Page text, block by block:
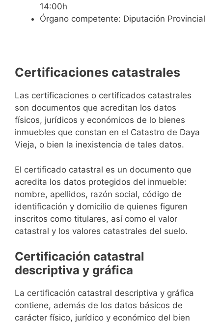
14:00h
Órgano competente: Diputación Provincial
Certificaciones catastrales
Las certificaciones o certificados catastrales
son documentos que acreditan los datos
físicos, jurídicos y económicos de lo bienes
inmuebles que constan en el Catastro de Daya
Vieja, o bien la inexistencia de tales datos.
El certificado catastral es un documento que
acredita los datos protegidos del inmueble:
nombre, apellidos, razón social, código de
identificación y domicilio de quienes figuren
inscritos como titulares, así como el valor
catastral y los valores catastrales del suelo.
Certificación catastral
descriptiva y gráfica
La certificación catastral descriptiva y gráfica
contiene, además de los datos básicos de
carácter físico, jurídico y económico del bien